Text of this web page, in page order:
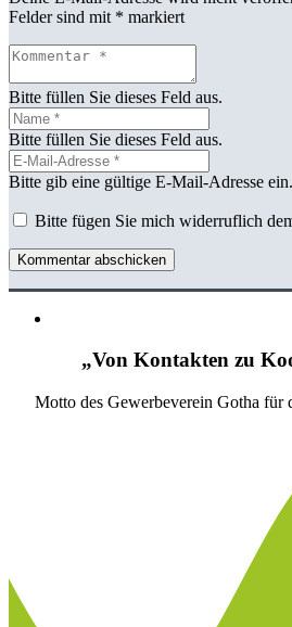
Felder sind mit * markiert
Bitte füllen Sie dieses Feld aus.
Bitte füllen Sie dieses Feld aus.
Bitte gib eine gültige E-Mail-Adresse ein.
Bitte fügen Sie mich widerruflich
Kommentar abschicken
„Von Kontakten zu
Motto des Gewerbeverein Gotha für